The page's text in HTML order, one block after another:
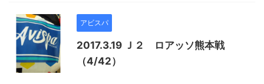
アビスパ
2017.3.19 Ｊ２ ロアッソ熊本戦
（4/42）